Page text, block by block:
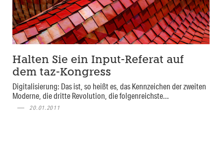
Halten Sie ein Input-Referat auf
dem taz-Kongress
Digitalisierung: Das ist, so heißt es, das Kennzeichen der zweiten
Moderne, die dritte Revolution, die folgenreichste...
20.01.2011